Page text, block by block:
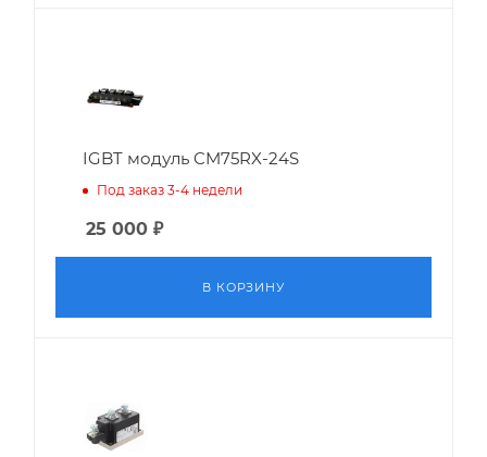
IGBT модуль CM75RX-24S
Под заказ 3-4 недели
25 000 ₽
В КОРЗИНУ